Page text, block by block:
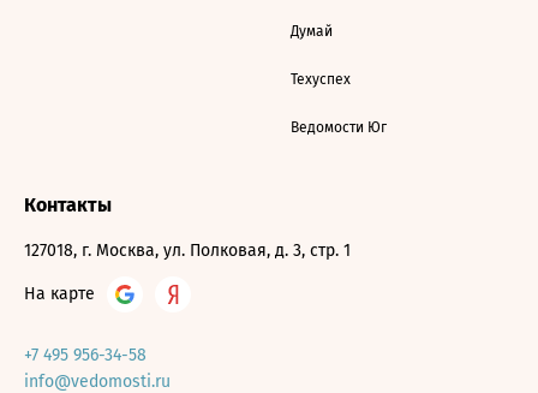
Думай
Техуспех
Ведомости Юг
Контакты
127018, г. Москва, ул. Полковая, д. 3, стр. 1
На карте
+7 495 956-34-58
info@vedomosti.ru